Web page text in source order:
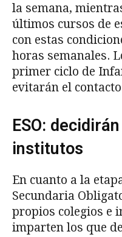
la semana,
últimos cursos de
con estas
horas semanales.
primer ciclo de
evitarán el
ESO:
institutos
En cuanto a la
Secundaria
propios colegios e
imparten los que